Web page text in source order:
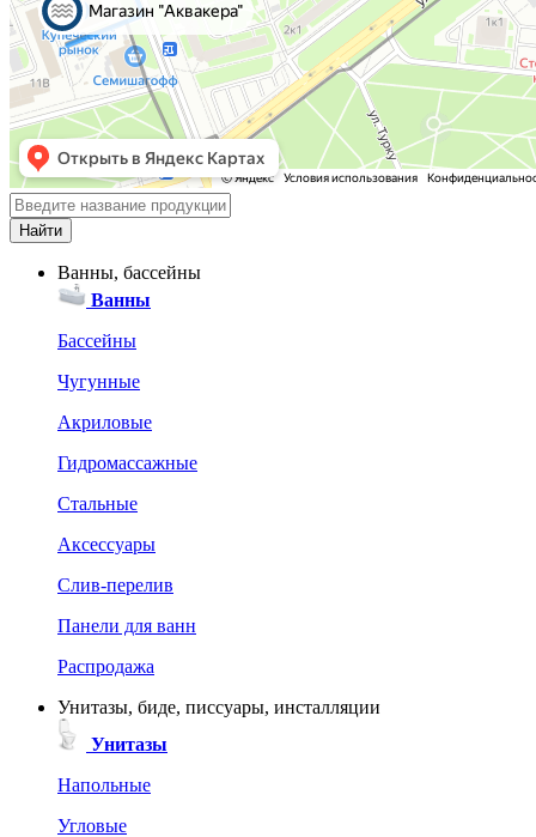
Ванны, бассейны
Ванны
Бассейны
Чугунные
Акриловые
Гидромассажные
Стальные
Аксессуары
Слив-перелив
Панели для ванн
Распродажа
Унитазы, биде, писсуары, инсталляции
Унитазы
Напольные
Угловые